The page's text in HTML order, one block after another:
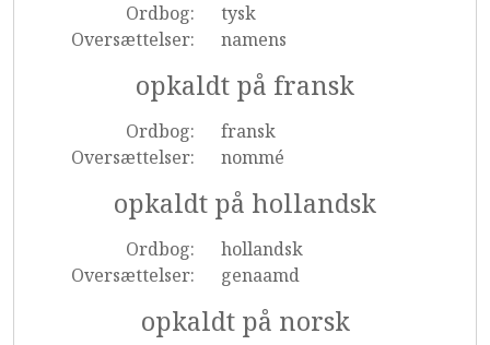
Ordbog:
tysk
Oversættelser:
namens
opkaldt på fransk
Ordbog:
fransk
Oversættelser:
nommé
opkaldt på hollandsk
Ordbog:
hollandsk
Oversættelser:
genaamd
opkaldt på norsk